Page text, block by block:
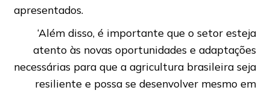
apresentados.
‘Além disso, é importante que o setor esteja
atento às novas oportunidades e adaptações
necessárias para que a agricultura brasileira seja
resiliente e possa se desenvolver mesmo em